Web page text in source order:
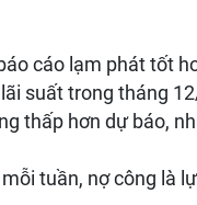
cáo lạm phát tốt
suất trong tháng
thấp hơn dự báo,
tuần, nợ công là